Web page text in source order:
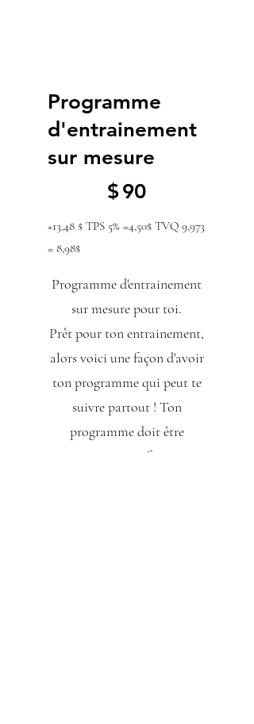
Programme
d'entrainement
sur mesure
$90
+13,48 $ TPS 5% =4,50$ TVQ 9,973
= 8,98$
Programme d'entrainement
sur mesure pour toi.
Prêt pour ton entrainement,
alors voici une façon d'avoir
ton programme qui peut te
suivre partout ! Ton
programme doit être
progressif .